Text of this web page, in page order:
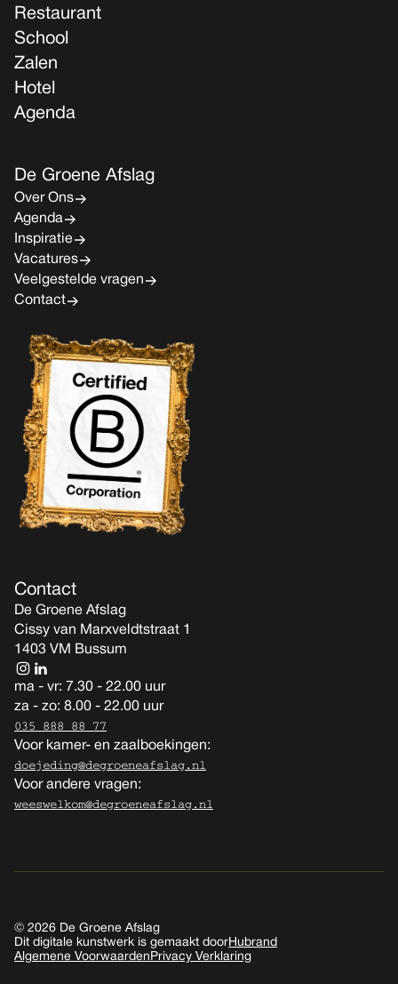
Restaurant
School
Zalen
Hotel
Agenda
De Groene Afslag
Over Ons
Agenda
Inspiratie
Vacatures
Veelgestelde vragen
Contact
Contact
De Groene Afslag
Cissy van Marxveldtstraat 1
1403 VM Bussum
ma - vr: 7.30 - 22.00 uur
za - zo: 8.00 - 22.00 uur
035 888 88 77
Voor kamer- en zaalboekingen:
doejeding@degroeneafslag.nl
Voor andere vragen:
weeswelkom@degroeneafslag.nl
© 2026 De Groene Afslag
Dit digitale kunstwerk is gemaakt doorHubrand
Algemene Voorwaarden Privacy Verklaring